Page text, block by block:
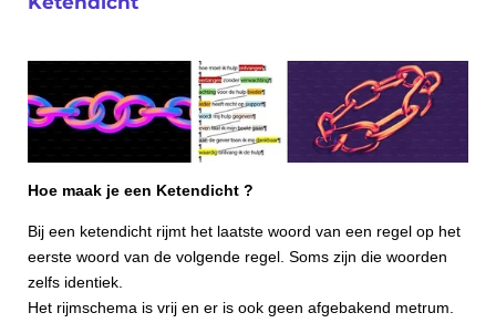
Hoe maak je een Ketendicht ?
Bij een ketendicht rijmt het laatste woord van een regel op het
eerste woord van de volgende regel. Soms zijn die woorden
zelfs identiek.
Het rijmschema is vrij en er is ook geen afgebakend metrum.